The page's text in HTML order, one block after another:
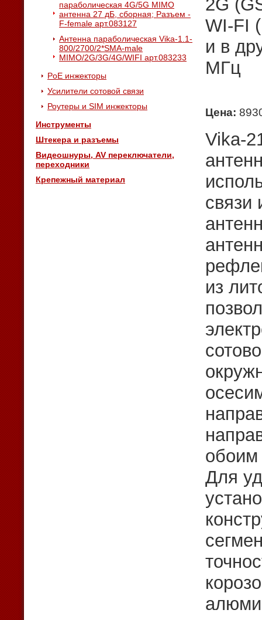
параболическая 4G/5G MIMO
антенна 27 дБ, сборная; Разъем -
F-female арт.083127
Антенна параболическая Vika-1.1-
800/2700/2*SMA-male
MIMO/2G/3G/4G/WIFI арт.083233
PoE инжекторы
Усилители сотовой связи
Роутеры и SIM инжекторы
Инструменты
Штекера и разъемы
Видеошнуры, AV переключатели,
переходники
Крепежный материал
2G
WI-FI
и в
МГц
Цена:
Vika-
связи
из
обоим
Для